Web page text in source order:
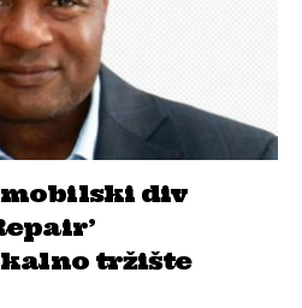
div
tržište